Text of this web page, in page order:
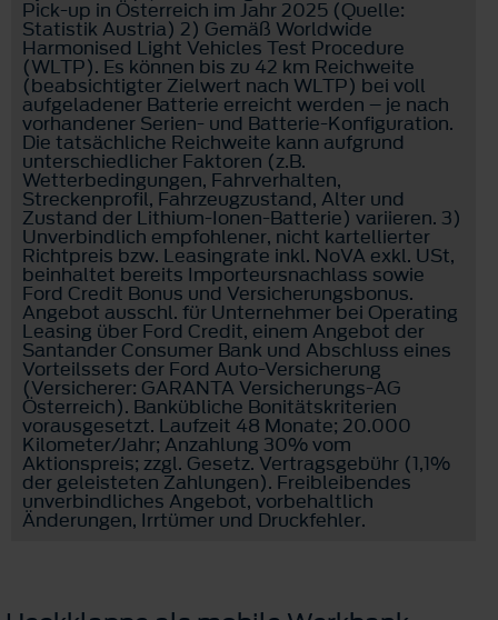
Pick-up in Österreich im Jahr 2025 (Quelle:
Statistik Austria) 2) Gemäß Worldwide
Harmonised Light Vehicles Test Procedure
(WLTP). Es können bis zu 42 km Reichweite
(beabsichtigter Zielwert nach WLTP) bei voll
aufgeladener Batterie erreicht werden – je nach
vorhandener Serien- und Batterie-Konfiguration.
Die tatsächliche Reichweite kann aufgrund
unterschiedlicher Faktoren (z.B.
Wetterbedingungen, Fahrverhalten,
Streckenprofil, Fahrzeugzustand, Alter und
Zustand der Lithium-Ionen-Batterie) variieren. 3)
Unverbindlich empfohlener, nicht kartellierter
Richtpreis bzw. Leasingrate inkl. NoVA exkl. USt,
beinhaltet bereits Importeursnachlass sowie
Ford Credit Bonus und Versicherungsbonus.
Angebot ausschl. für Unternehmer bei Operating
Leasing über Ford Credit, einem Angebot der
Santander Consumer Bank und Abschluss eines
Vorteilssets der Ford Auto-Versicherung
(Versicherer: GARANTA Versicherungs-AG
Österreich). Bankübliche Bonitätskriterien
vorausgesetzt. Laufzeit 48 Monate; 20.000
Kilometer/Jahr; Anzahlung 30% vom
Aktionspreis; zzgl. Gesetz. Vertragsgebühr (1,1%
der geleisteten Zahlungen). Freibleibendes
unverbindliches Angebot, vorbehaltlich
Änderungen, Irrtümer und Druckfehler.